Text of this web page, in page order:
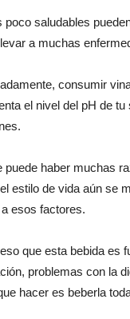
poco saludables
a muchas
consumir
el nivel del pH de
puede haber muchas
estilo de vida aún se
esos factores.
que esta bebida es
problemas con la
hacer es beberla